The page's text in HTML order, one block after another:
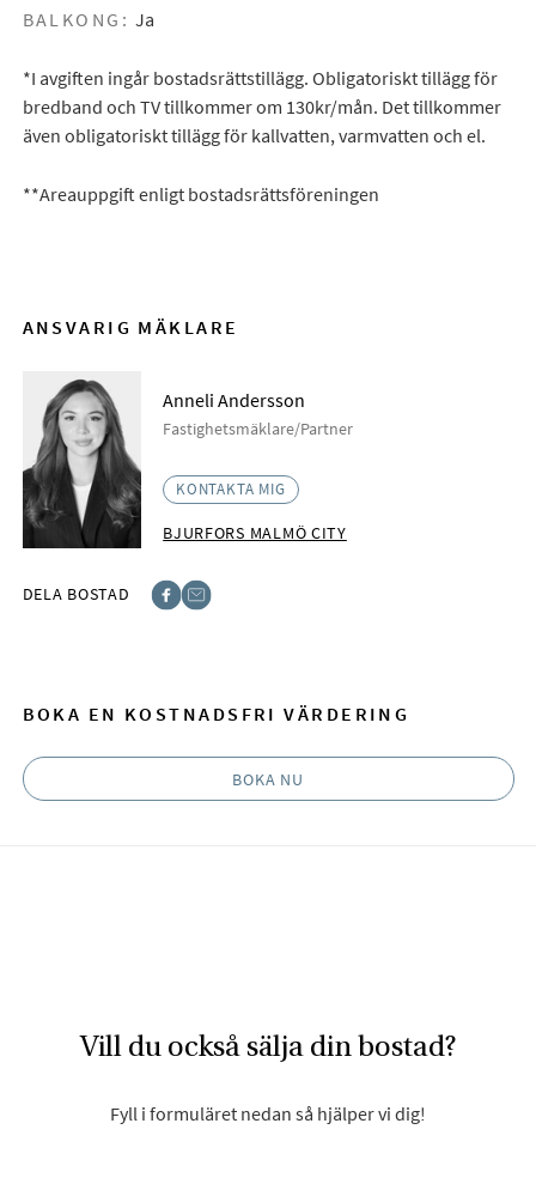
BALKONG: Ja
*I avgiften ingår bostadsrättstillägg. Obligatoriskt tillägg för
bredband och TV tillkommer om 130kr/mån. Det tillkommer
även obligatoriskt tillägg för kallvatten, varmvatten och el.
**Areauppgift enligt bostadsrättsföreningen
ANSVARIG MÄKLARE
Anneli Andersson
Fastighetsmäklare/Partner
KONTAKTA MIG
BJURFORS MALMÖ CITY
DELA BOSTAD
BOKA EN KOSTNADSFRI VÄRDERING
BOKA NU
Vill du också sälja din bostad?
Fyll i formuläret nedan så hjälper vi dig!